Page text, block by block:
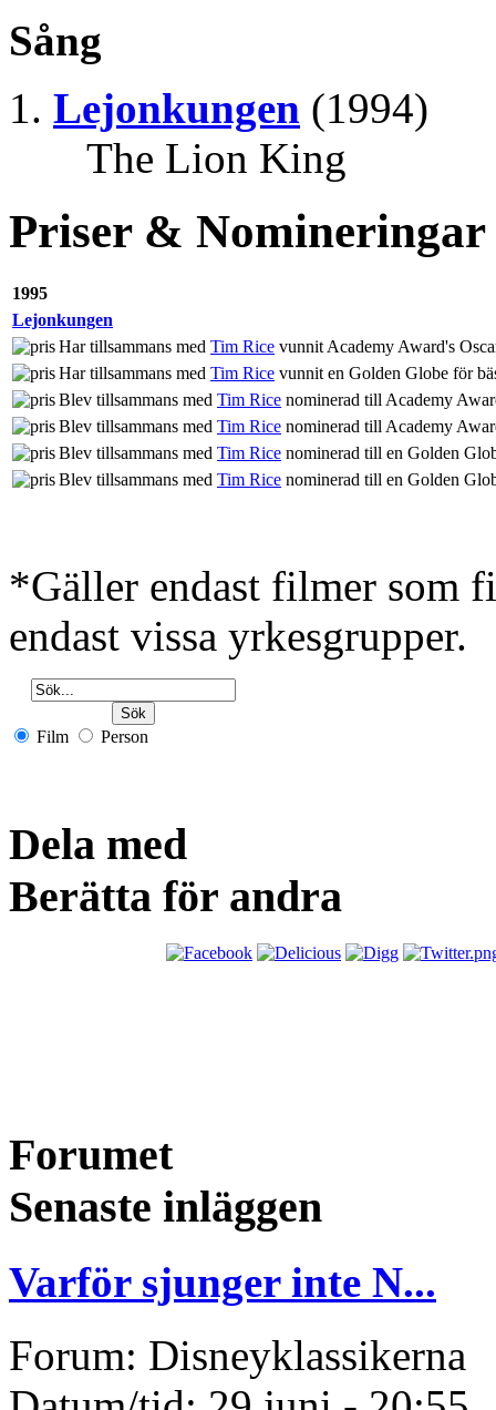
Sång
Lejonkungen (1994)
The Lion King
Priser & Nomineringar
1995
Lejonkungen
Har tillsammans med Tim Rice vunnit Academy Award's
Har tillsammans med Tim Rice vunnit en Golden Globe för
Blev tillsammans med Tim Rice nominerad till Academy
Blev tillsammans med Tim Rice nominerad till Academy
Blev tillsammans med Tim Rice nominerad till en Golden
Blev tillsammans med Tim Rice nominerad till en Golden
*Gäller endast filmer som
endast vissa yrkesgrupper.
Film Person
Dela med
Berätta för andra
Forumet
Senaste inläggen
Varför sjunger inte N...
Forum: Disneyklassikerna